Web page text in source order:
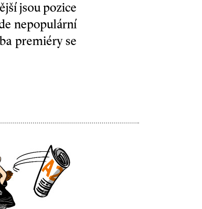
jsou pozice
nepopulární
premiéry se